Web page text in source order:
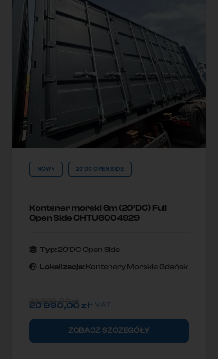
NOWY 20'DC OPEN SIDE
Kontener morski 6m (20’DC) Full
Open Side CHTU6004929
Typ: 20'DC Open Side
Lokallzacja: Kontenery Morskie Gdańsk
20 990,00zł
23 390,00zł
ZOBACZ SZCZEGÓŁY